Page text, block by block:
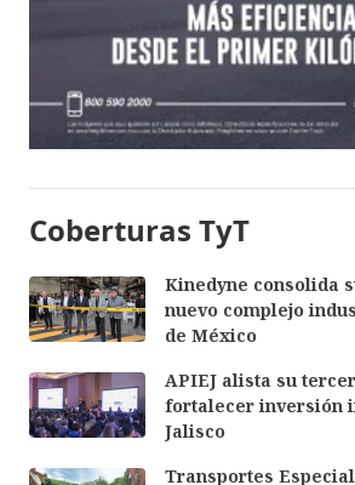
Coberturas TyT
Kinedyne consolida
nuevo complejo
de México
APIEJ alista su
fortalecer inversión
Jalisco
Transportes